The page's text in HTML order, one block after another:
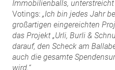
Immobilienballs,
Votings: „Ich bin jedes Jahr
großartigen eingereichten
das Projekt „Urli, Burli &
darauf, den Scheck am
auch die gesamte
wird.“